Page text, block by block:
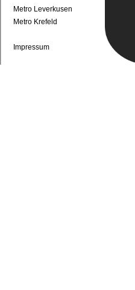
Metro Leverkusen
Metro Krefeld
Impressum